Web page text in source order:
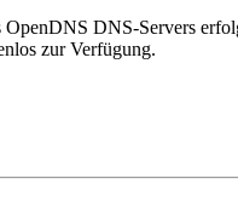
DNS-Servers
zur Verfügung.